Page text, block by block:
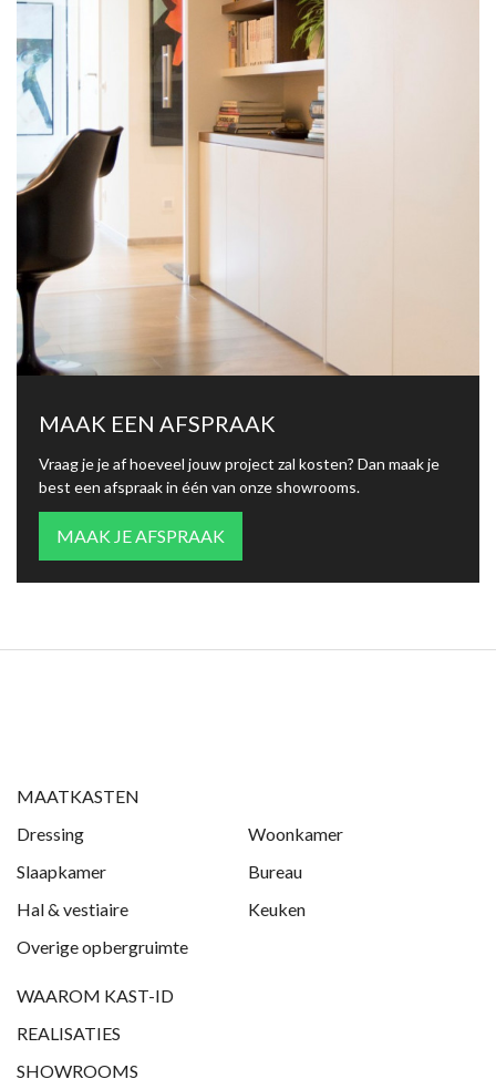
MAAK EEN AFSPRAAK
Vraag je je af hoeveel jouw project zal kosten? Dan maak je
best een afspraak in één van onze showrooms.
MAAK JE AFSPRAAK
MAATKASTEN
Dressing
Woonkamer
Slaapkamer
Bureau
Hal & vestiaire
Keuken
Overige opbergruimte
WAAROM KAST-ID
REALISATIES
SHOWROOMS